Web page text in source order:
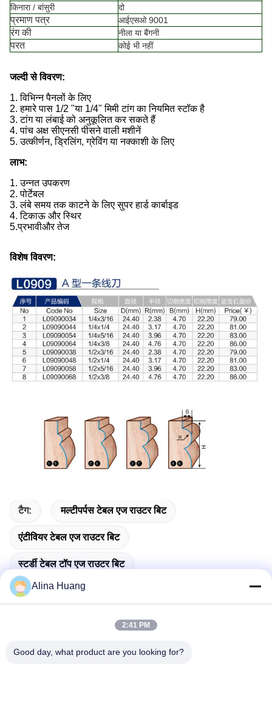
किनारा / बांसुरी
दो
प्रमाण पत्र आईएसओ 9001
रंग की नीला या बैंगनी
परत कोई भी नहीं
जल्दी से विवरण:
1. विभिन्न पैनलों के लिए
2. हमारे पास 1/2 "या 1/4" मिमी टांग का नियमित स्टॉक है
3. टांग या लंबाई को अनुकूलित कर सकते हैं
4. पांच अक्ष सीएनसी पीसने वाली मशीनें
5. उत्कीर्णन, ड्रिलिंग, ग्रेविंग या नक्काशी के लिए
लाभ:
1. उन्नत उपकरण
2. पोर्टेबल
3. लंबे समय तक काटने के लिए सुपर हार्ड कार्बाइड
4. टिकाऊ और स्थिर
5.प्रभावीऔर तेज
विशेष विवरण:
टैग: मल्टीपर्पस टेबल एज राउटर बिट
एंटीवियर टेबल एज राउटर बिट
स्टर्डी टेबल टॉप एज राउटर बिट
Alina Huang
2:41 PM
Good day, what product are you looking for?